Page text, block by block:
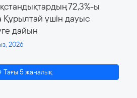
72,3%-ы
Құрылтай үшін дауыс
дайын
2026
Тағы 5 жаңалық